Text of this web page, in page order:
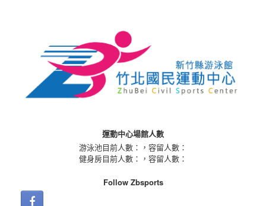
運動中心場館人數
游泳池目前人數：
，容留人數：
健身房目前人數：
，容留人數：
Follow Zbsports